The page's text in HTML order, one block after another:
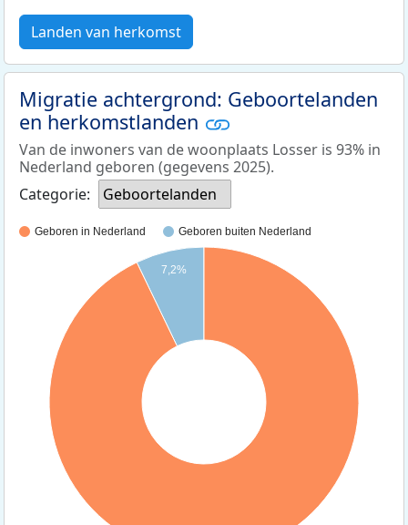
Landen van herkomst
Migratie achtergrond: Geboortelanden
en herkomstlanden
Van de inwoners van de woonplaats Losser is 93% in
Nederland geboren (gegevens 2025).
Categorie:
Geboortelanden
Geboren in Nederland Geboren buiten Nederland
7,2%